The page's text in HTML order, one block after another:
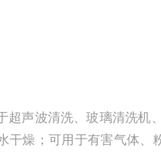
超声波清洗、玻璃清洗机
干燥；可用于有害气体